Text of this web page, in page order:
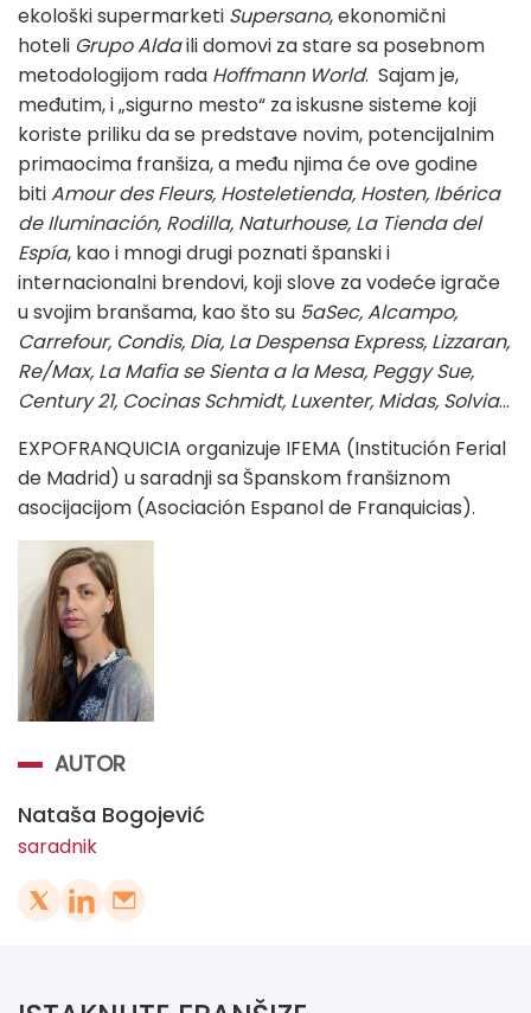
ekološki supermarketi Supersano, ekonomični
hoteli Grupo Aldaili domovi za stare sa posebnom
metodologijom rada Hoffmann World. Sajam je,
međutim, i „sigurno mesto“ za iskusne sisteme koji
koriste priliku da se predstave novim, potencijalnim
primaocima franšiza, a među njima će ove godine
bitiAmour des Fleurs, Hosteletienda, Hosten, Ibérica
de Iluminación, Rodilla, Naturhouse, La Tienda del
Espía, kao i mnogi drugi poznati španski i
internacionalni brendovi, koji slove za vodeće igrače
u svojim branšama, kao što su 5aSec, Alcampo,
Carrefour, Condis, Dia, La Despensa Express, Lizzaran,
Re/Max, La Mafia se Sienta a la Mesa, Peggy Sue,
Century 21, Cocinas Schmidt, Luxenter, Midas, Solvia...
EXPOFRANQUICIA organizuje IFEMA (Institución Ferial
de Madrid) u saradnji sa Španskom franšiznom
asocijacijom (Asociación Espanol de Franquicias).
AUTOR
Nataša Bogojević
saradnik